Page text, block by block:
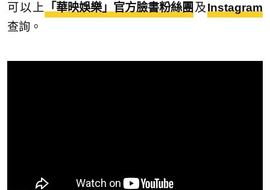
可以上
「華映娛樂」官方臉書粉絲團 及Instagram
查詢。